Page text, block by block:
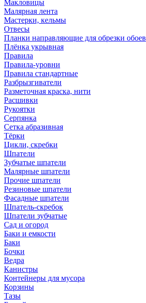
Макловицы
Малярная лента
Мастерки, кельмы
Отвесы
Планки направляющие для обрезки обоев
Плёнка укрывная
Правила
Правила-уровни
Правила стандартные
Разбрызгиватели
Разметочная краска, нити
Расшивки
Рукоятки
Серпянка
Сетка абразивная
Тёрки
Цикли, скребки
Шпатели
Зубчатые шпатели
Малярные шпатели
Прочие шпатели
Резиновые шпатели
Фасадные шпатели
Шпатель-скребок
Шпатели зубчатые
Сад и огород
Баки и емкости
Баки
Бочки
Ведра
Канистры
Контейнеры для мусора
Корзины
Тазы